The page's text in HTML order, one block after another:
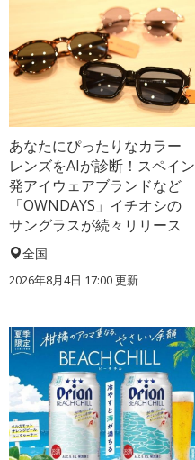
あなたにぴったりなカラー
レンズをAIが診断！スペイン
発アイウェアブランドなど
「OWNDAYS」イチオシの
サングラスが続々リリース
全国
2026年8月4日 17:00更新